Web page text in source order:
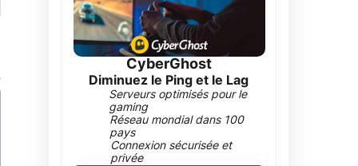
CyberGhost
Diminuez le Ping et le Lag
Serveurs optimisés pour le
gaming
Réseau mondial dans 100
pays
Connexion sécurisée et
privée